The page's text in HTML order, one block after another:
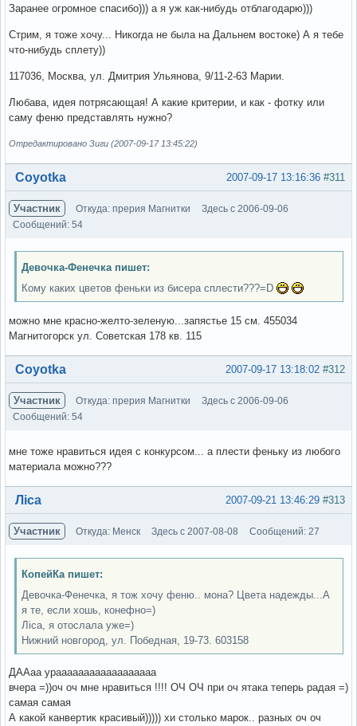
Заранее огромное спасибо))) а я уж как-нибудь отблагодарю)))
Стрим, я тоже хочу... Никогда не была на Дальнем востоке) А я тебе
что-нибудь сплету))
117036, Москва, ул. Дмитрия Ульянова, 9/11-2-63 Марии.
Любава, идея потрясающая! А какие критерии, и как - фотку или
саму феню представлять нужно?
Отредактировано Зиги (2007-09-17 13:45:22)
Вне форума #311
2007-09-17 13:16:36
Coyotka
Участник Откуда: прерия Магнитки
Здесь с 2006-09-06
Сообщений: 54
Девочка-Фенечка пишет:
Кому каких цветов феньки из бисера сплести???=D
можно мне красно-желто-зеленую...запястье 15 см. 455034
Магнитогорск ул. Советская 178 кв. 115
Вне форума #312
2007-09-17 13:18:02
Coyotka
Участник Откуда: прерия Магнитки
Здесь с 2006-09-06
Сообщений: 54
мне тоже нравиться идея с конкурсом... а плести феньку из любого
материала можно???
Вне форума #313
2007-09-21 13:46:29
Ліса
Участник Откуда: Менск Здесь с 2007-08-08 Сообщений: 27
КопейКа пишет:
Девочка-Фенечка, я тож хочу феню.. мона? Цвета надежды...А
я те, если хошь, конефно=)
Ліса, я отослала уже=)
Нижний новгород, ул. Победная, 19-73. 603158
ДААаа ураааааааааааааааааа
вчера =))оч оч мне нравиться !!!! ОЧ ОЧ при оч ятака теперь радая =)
самая самая
А какой канвертик красивый))))) хи столько марок.. разных оч оч